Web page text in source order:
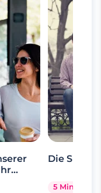
Die Suche
5 Minuten